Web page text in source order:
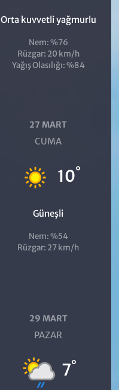
Orta kuvvetli yağmurlu
Nem: %76
Rüzgar: 20 km/h
Yağış Olasılığı: %84
27 MART
CUMA
10°
Güneşli
Nem: %54
Rüzgar: 27 km/h
29 MART
PAZAR
7°